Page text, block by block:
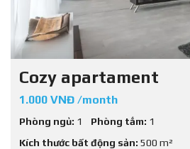
Cozy apartament
1.000 VNĐ /month
Phòng ngủ: 1 Phòng tắm: 1
Kích thước bất động sản: 500 m²